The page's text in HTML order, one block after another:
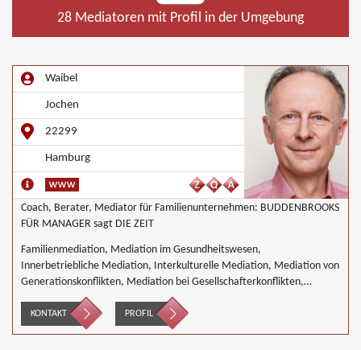
28 Mediatoren mit Profil in der Umgebung
Waibel
Jochen
22299
Hamburg
Coach, Berater, Mediator für Familienunternehmen: BUDDENBROOKS
FÜR MANAGER sagt DIE ZEIT
Familienmediation, Mediation im Gesundheitswesen,
Innerbetriebliche Mediation, Interkulturelle Mediation, Mediation von
Generationskonflikten, Mediation bei Gesellschafterkonflikten,
Mediation bei Team- und Gruppenkonflikten, Mediation von
Unternehmensnachfolgen, Landwirtschaft Forstwirtschaft Agrar,
Wirtschaftsmediation
KONTAKT PROFIL